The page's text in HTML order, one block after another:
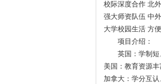
校际深度合作 北
强大师资队伍 中
大学校园生活 方
项目介绍：
英国：学制
美国：教育资源
加拿大：学分互